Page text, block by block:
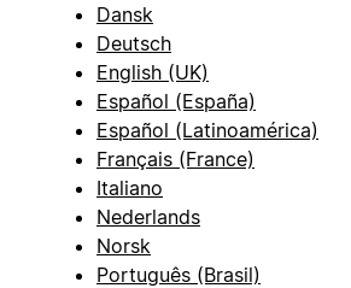
Dansk
Deutsch
English (UK)
Español (España)
Español (Latinoamérica)
Français (France)
Italiano
Nederlands
Norsk
Português (Brasil)